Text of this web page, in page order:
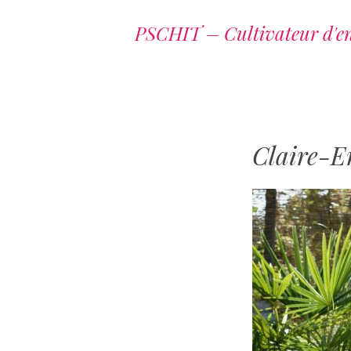
PSCHIT – Cultivateur
Claire-